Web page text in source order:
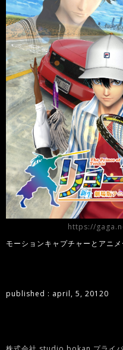
https://
モーションキャプチャーとアニメ
published : april, 5, 20120